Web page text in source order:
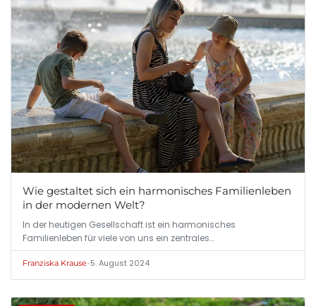
Wie gestaltet sich ein harmonisches Familienleben
in der modernen Welt?
In der heutigen Gesellschaft ist ein harmonisches
Familienleben für viele von uns ein zentrales…
Franziska Krause•5. August 2024